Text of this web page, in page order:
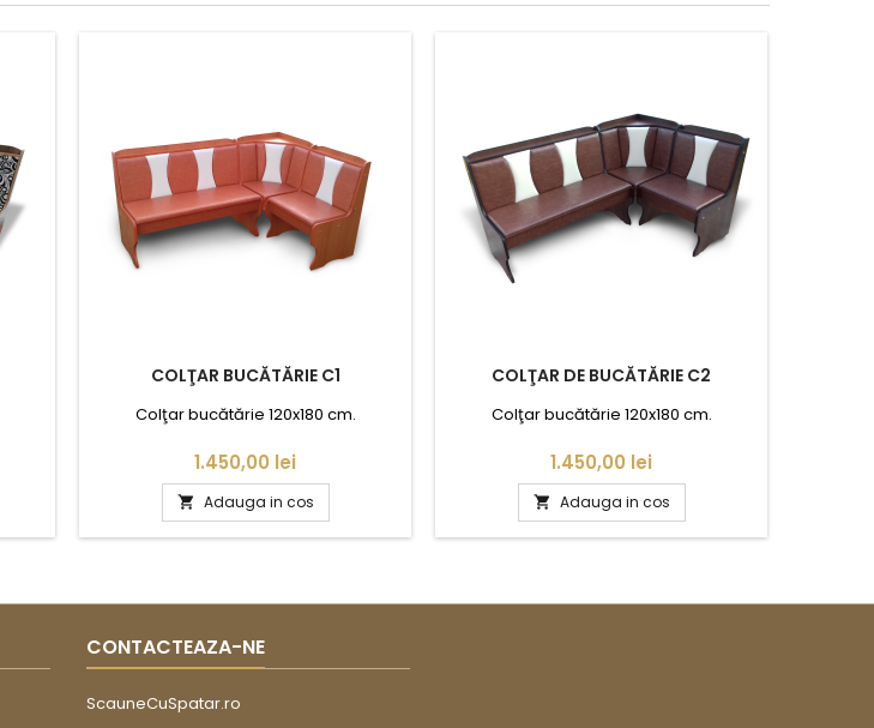
COLŢAR BUCĂTĂRIE C1
Colţar bucătărie 120x180 cm.
Pret
1.450,00 lei
 Adauga in cos
COLŢAR DE BUCĂTĂRIE C2
Colţar bucătărie 120x180 cm.
Pret
1.450,00 lei
 Adauga in cos
CONTACTEAZA-NE
ScauneCuSpatar.ro